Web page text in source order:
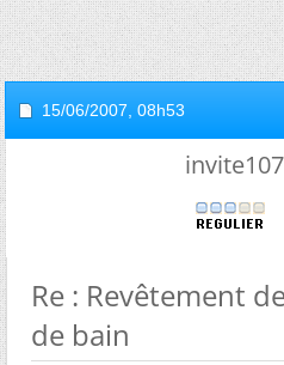
15/06/2007, 08h53
Re : Revêtement
de bain